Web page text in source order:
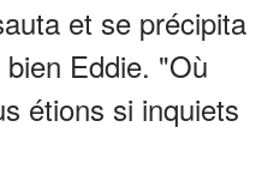
et se précipita
Eddie. "Où
étions si inquiets